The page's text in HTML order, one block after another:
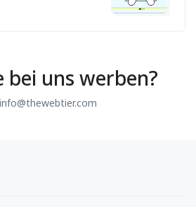
bei uns werben?
info@thewebtier.com